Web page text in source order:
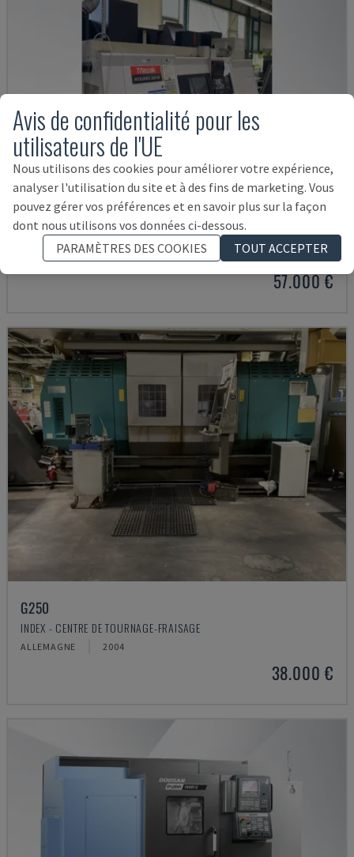
INTEGREX 200 III S
MAZAK - CENTRE DE TOURNAGE-FRAISAGE
ALLEMAGNE 2004 615 HRS
57.000 €
G250
INDEX - CENTRE DE TOURNAGE-FRAISAGE
ALLEMAGNE 2004
38.000 €
Avis de confidentialité pour les
utilisateurs de l'UE
Nous utilisons des cookies pour améliorer votre expérience,
analyser l'utilisation du site et à des fins de marketing. Vous
pouvez gérer vos préférences et en savoir plus sur la façon
dont nous utilisons vos données ci-dessous.
PARAMÈTRES DES COOKIES
TOUT ACCEPTER